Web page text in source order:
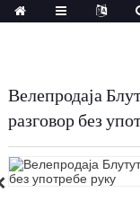
Велепродаја
разговор без